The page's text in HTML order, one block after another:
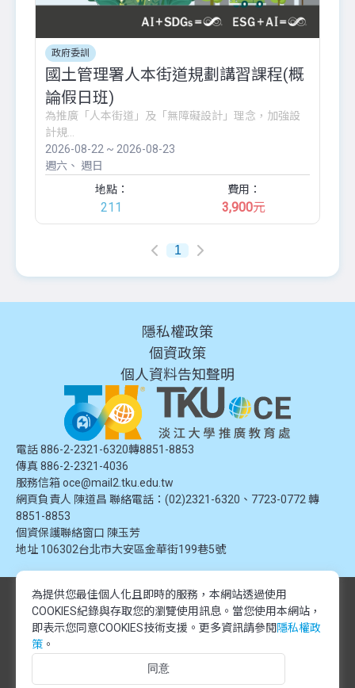
政府委訓
國土管理署人本街道規劃講習課程(概
論假日班)
為推廣「人本街道」及「無障礙設計」理念，加強設
計規...
2026-08-22 ~ 2026-08-23
週六
週日
地點：
211
費用：
3,900元
1
隱私權政策
個資政策
個人資料告知聲明
電話 886-2-2321-6320轉8851-8853
傳真 886-2-2321-4036
服務信箱 oce@mail2.tku.edu.tw
網頁負責人 陳道昌 聯絡電話：(02)2321-6320、7723-0772 轉
8851-8853
個資保護聯絡窗口 陳玉芳
地址 106302台北市大安區金華街199巷5號
© 2024 淡江大學推廣教育處. 版權所有。本網站內容由淡江大學推廣教育處
提供，未經授權禁止轉載或引用。所有課程資訊、圖片及資料皆屬本單位所
有，僅供學習交流使用。
© 2024 Tamkang University Office of Continuing Education. All rights
reserved.The content of this website is provided by Tamkang University
Office of Continuing Education. Unauthorized reproduction or citation is
prohibited.All course information, images, and data belong to this division
為提供您最佳個人化且即時的服務，本網站透過使用
COOKIES紀錄與存取您的瀏覽使用訊息。 當您使用本網站，
即表示您同意COOKIES技術支援。更多資訊請參閱 隱私權政
策 。
同意